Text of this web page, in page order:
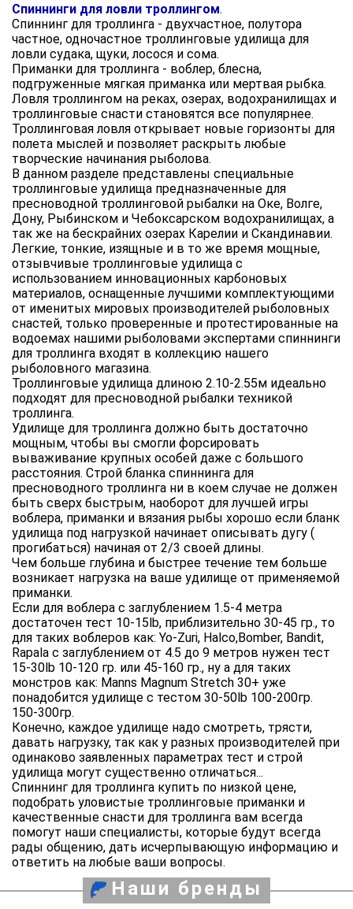
Спиннинги для ловли троллингом.
Спиннинг для троллинга - двухчастное, полутора
частное, одночастное троллинговые удилища для
ловли судака, щуки, лосося и сома.
Приманки для троллинга - воблер, блесна,
подгруженные мягкая приманка или мертвая рыбка.
Ловля троллингом на реках, озерах, водохранилищах и
троллинговые снасти становятся все популярнее.
Троллинговая ловля открывает новые горизонты для
полета мыслей и позволяет раскрыть любые
творческие начинания рыболова.
В данном разделе представлены специальные
троллинговые удилища предназначенные для
пресноводной троллинговой рыбалки на Оке, Волге,
Дону, Рыбинском и Чебоксарском водохранилищах, а
так же на бескрайних озерах Карелии и Скандинавии.
Легкие, тонкие, изящные и в то же время мощные,
отзывчивые троллинговые удилища с
использованием инновационных карбоновых
материалов, оснащенные лучшими комплектующими
от именитых мировых производителей рыболовных
снастей, только проверенные и протестированные на
водоемах нашими рыболовами экспертами спиннинги
для троллинга входят в коллекцию нашего
рыболовного магазина.
Троллинговые удилища длиною 2.10-2.55м идеально
подходят для пресноводной рыбалки техникой
троллинга.
Удилище для троллинга должно быть достаточно
мощным, чтобы вы смогли форсировать
вываживание крупных особей даже с большого
расстояния. Строй бланка спиннинга для
пресноводного троллинга ни в коем случае не должен
быть сверх быстрым, наоборот для лучшей игры
воблера, приманки и вязания рыбы хорошо если бланк
удилища под нагрузкой начинает описывать дугу (
прогибаться) начиная от 2/3 своей длины.
Чем больше глубина и быстрее течение тем больше
возникает нагрузка на ваше удилище от применяемой
приманки.
Если для воблера с заглублением 1.5-4 метра
достаточен тест 10-15lb, приблизительно 30-45 гр., то
для таких воблеров как: Yo-Zuri, Halco,Bomber, Bandit,
Rapala с заглублением от 4.5 до 9 метров нужен тест
15-30lb 10-120 гр. или 45-160 гр., ну а для таких
монстров как: Manns Magnum Stretch 30+ уже
понадобится удилище с тестом 30-50lb 100-200гр.
150-300гр.
Конечно, каждое удилище надо смотреть, трясти,
давать нагрузку, так как у разных производителей при
одинаково заявленных параметрах тест и строй
удилища могут существенно отличаться...
Спиннинг для троллинга купить по низкой цене,
подобрать уловистые троллинговые приманки и
качественные снасти для троллинга вам всегда
помогут наши специалисты, которые будут всегда
рады общению, дать исчерпывающую информацию и
ответить на любые ваши вопросы.
Наши бренды